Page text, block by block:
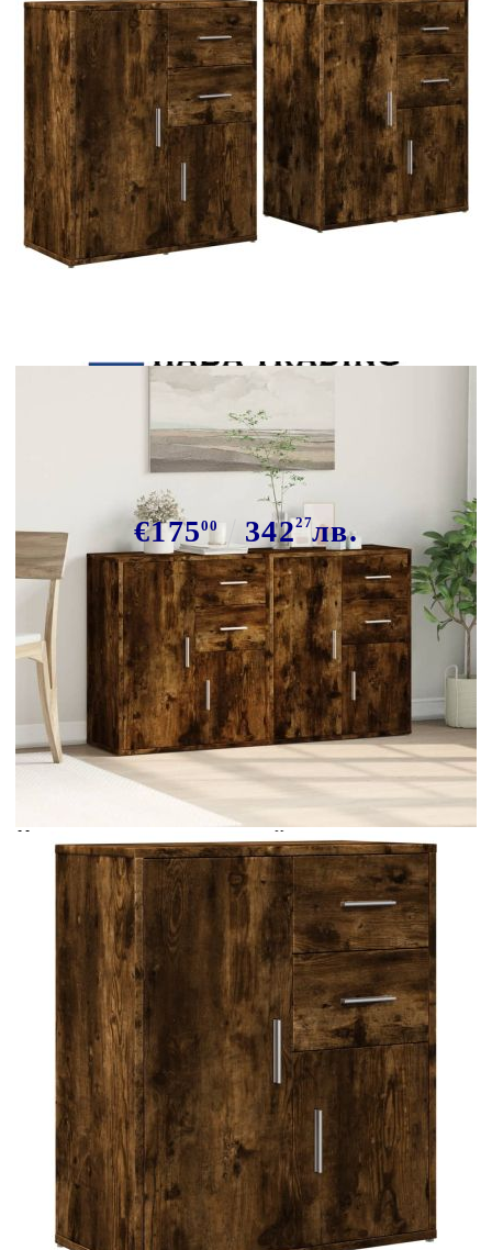
Сайдборди, 2 бр, опушен дъб,
60x31x70 см, инженерно дърво
€17500 34227лв.
В наличност: 30 бр.
Време за доставка: 5 до 9 дни
Безплатна доставка до адрес при плащане по банков път
Материал:
Инженерно дърво
Размери:
60 x 31 x 70 см (Ш x Д x В)
EAN code:
8721102594465
Максимална товароносимост (всеки):
69 кг
Купи на изплащане
Credit calculator
Сайдборди, 2 бр, опушен дъб, 60x31x70 см, инженерно
дърво
Please select credit institution
Цена на продукта:
€175.00
Extraction of information from credit institutions
Предоставената таблица е с информационна цел.
Добавете продукта в количката си с бутона "Добави в
количката" и при поръчка ще можете да изберете броя
вноски на кредита.
Acest tabel are caracter informativ. Adăugați produsul în
coșul de cumpărături unde veți putea selecta detaliile